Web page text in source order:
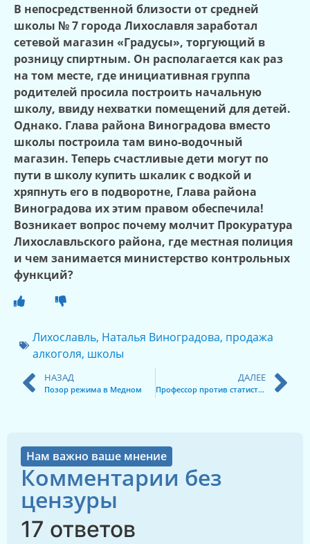
В непосредственной близости от средней
школы № 7 города Лихославля заработал
сетевой магазин «Градусы», торгующий в
розницу спиртным. Он располагается как раз
на том месте, где инициативная группа
родителей просила построить начальную
школу, ввиду нехватки помещений для детей.
Однако. Глава района Виноградова вместо
школы построила там вино-водочный
магазин. Теперь счастливые дети могут по
пути в школу купить шкалик с водкой и
хряпнуть его в подворотне, Глава района
Виноградова их этим правом обеспечила!
Возникает вопрос почему молчит Прокуратура
Лихославльского района, где местная полиция
и чем занимается министерство контрольных
функций?
Лихославль, Наталья Виноградова, продажа
алкоголя, школы
НАЗАД
Позор режима в Медном
ДАЛЕЕ
Профессор против статистов
Нам важно ваше мнение
Комментарии без
цензуры
17 ответов